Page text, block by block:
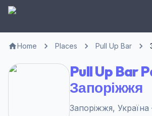
Home Places Pull Up Bar
Pull Up Bar
Запоріжжя
Запоріжжя,